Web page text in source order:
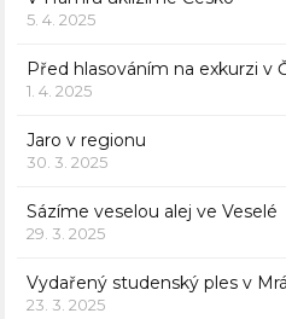
5. 4. 2025
Před hlasováním na exkurzi v
1. 4. 2025
Jaro v regionu
30. 3. 2025
Sázíme veselou alej ve Veselé
29. 3. 2025
Vydařený studenský ples v
23. 3. 2025